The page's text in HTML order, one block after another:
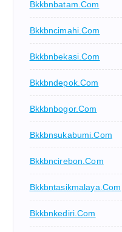
Bkkbnbatam.com
Bkkbncimahi.com
Bkkbnbekasi.com
Bkkbndepok.com
Bkkbnbogor.com
Bkkbnsukabumi.com
Bkkbncirebon.com
Bkkbntasikmalaya.com
Bkkbnkediri.com